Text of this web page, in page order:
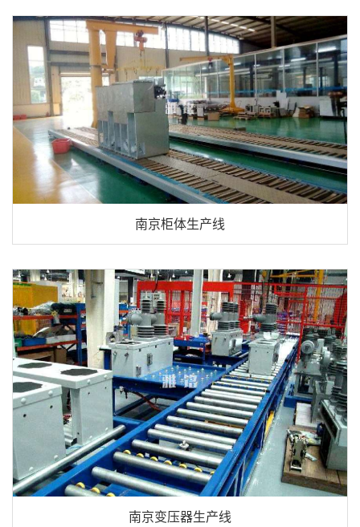
南京柜体生产线
南京变压器生产线